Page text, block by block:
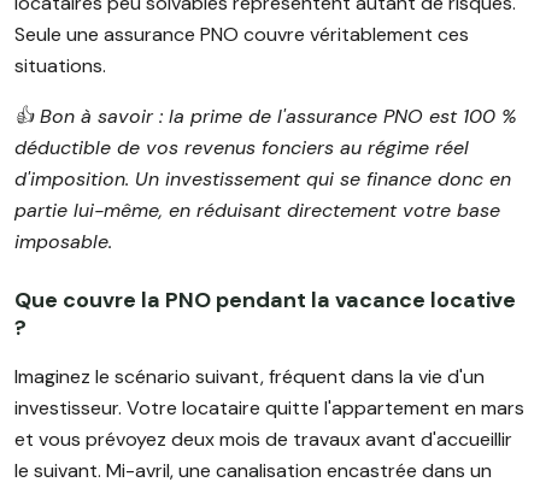
Seule une assurance PNO couvre véritablement ces
situations.
👍️ Bon à savoir : la prime de l'assurance PNO est 100 %
déductible de vos revenus fonciers au régime réel
d'imposition. Un investissement qui se finance donc en
partie lui-même, en réduisant directement votre base
imposable.
Que couvre la PNO pendant la vacance locative
?
Imaginez le scénario suivant, fréquent dans la vie d'un
investisseur. Votre locataire quitte l'appartement en mars
et vous prévoyez deux mois de travaux avant d'accueillir
le suivant. Mi-avril, une canalisation encastrée dans un